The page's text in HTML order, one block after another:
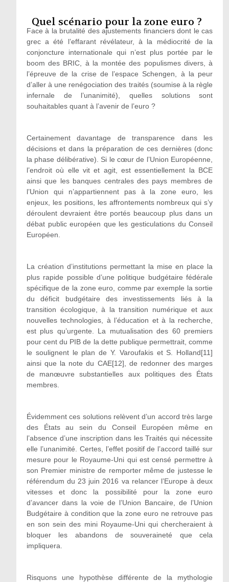
Quel scénario pour la zone euro ?
Face à la brutalité des ajustements financiers dont le cas
grec a été l’effarant révélateur, à la médiocrité de la
conjoncture internationale qui n’est plus portée par le
boom des BRIC, à la montée des populismes divers, à
l’épreuve de la crise de l’espace Schengen, à la peur
d’aller à une renégociation des traités (soumise à la règle
infernale de l’unanimité), quelles solutions sont
souhaitables quant à l’avenir de l’euro ?
Certainement davantage de transparence dans les
décisions et dans la préparation de ces dernières (donc
la phase délibérative). Si le cœur de l’Union Européenne,
l’endroit où elle vit et agit, est essentiellement la BCE
ainsi que les banques centrales des pays membres de
l’Union qui n’appartiennent pas à la zone euro, les
enjeux, les positions, les affrontements nombreux qui s’y
déroulent devraient être portés beaucoup plus dans un
débat public européen que les gesticulations du Conseil
Européen.
La création d’institutions permettant la mise en place la
plus rapide possible d’une politique budgétaire fédérale
spécifique de la zone euro, comme par exemple la sortie
du déficit budgétaire des investissements liés à la
transition écologique, à la transition numérique et aux
nouvelles technologies, à l’éducation et à la recherche,
est plus qu’urgente. La mutualisation des 60 premiers
pour cent du PIB de la dette publique permettrait, comme
le soulignent le plan de Y. Varoufakis et S. Holland[11]
ainsi que la note du CAE[12] , de redonner des marges
de manœuvre substantielles aux politiques des États
membres.
Évidemment ces solutions relèvent d’un accord très large
des États au sein du Conseil Européen même en
l’absence d’une inscription dans les Traités qui nécessite
elle l’unanimité. Certes, l’effet positif de l’accord taillé sur
mesure pour le Royaume-Uni qui est censé permettre à
son Premier ministre de remporter même de justesse le
référendum du 23 juin 2016 va relancer l’Europe à deux
vitesses et donc la possibilité pour la zone euro
d’avancer dans la voie de l’Union Bancaire, de l’Union
Budgétaire à condition que la zone euro ne retrouve pas
en son sein des mini Royaume-Uni qui chercheraient à
bloquer les abandons de souveraineté que cela
impliquera.
Risquons une hypothèse différente de la mythologie